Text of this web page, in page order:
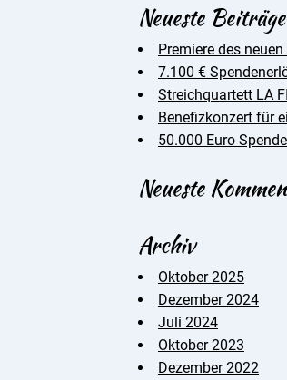
Neueste Beiträge
Premiere des
7.100 €
Streichquartett LA
Benefizkonzert für
50.000 Euro
Neueste
Archiv
Oktober 2025
Dezember 2024
Juli 2024
Oktober 2023
Dezember 2022